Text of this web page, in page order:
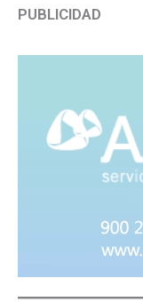
PUBLICIDAD